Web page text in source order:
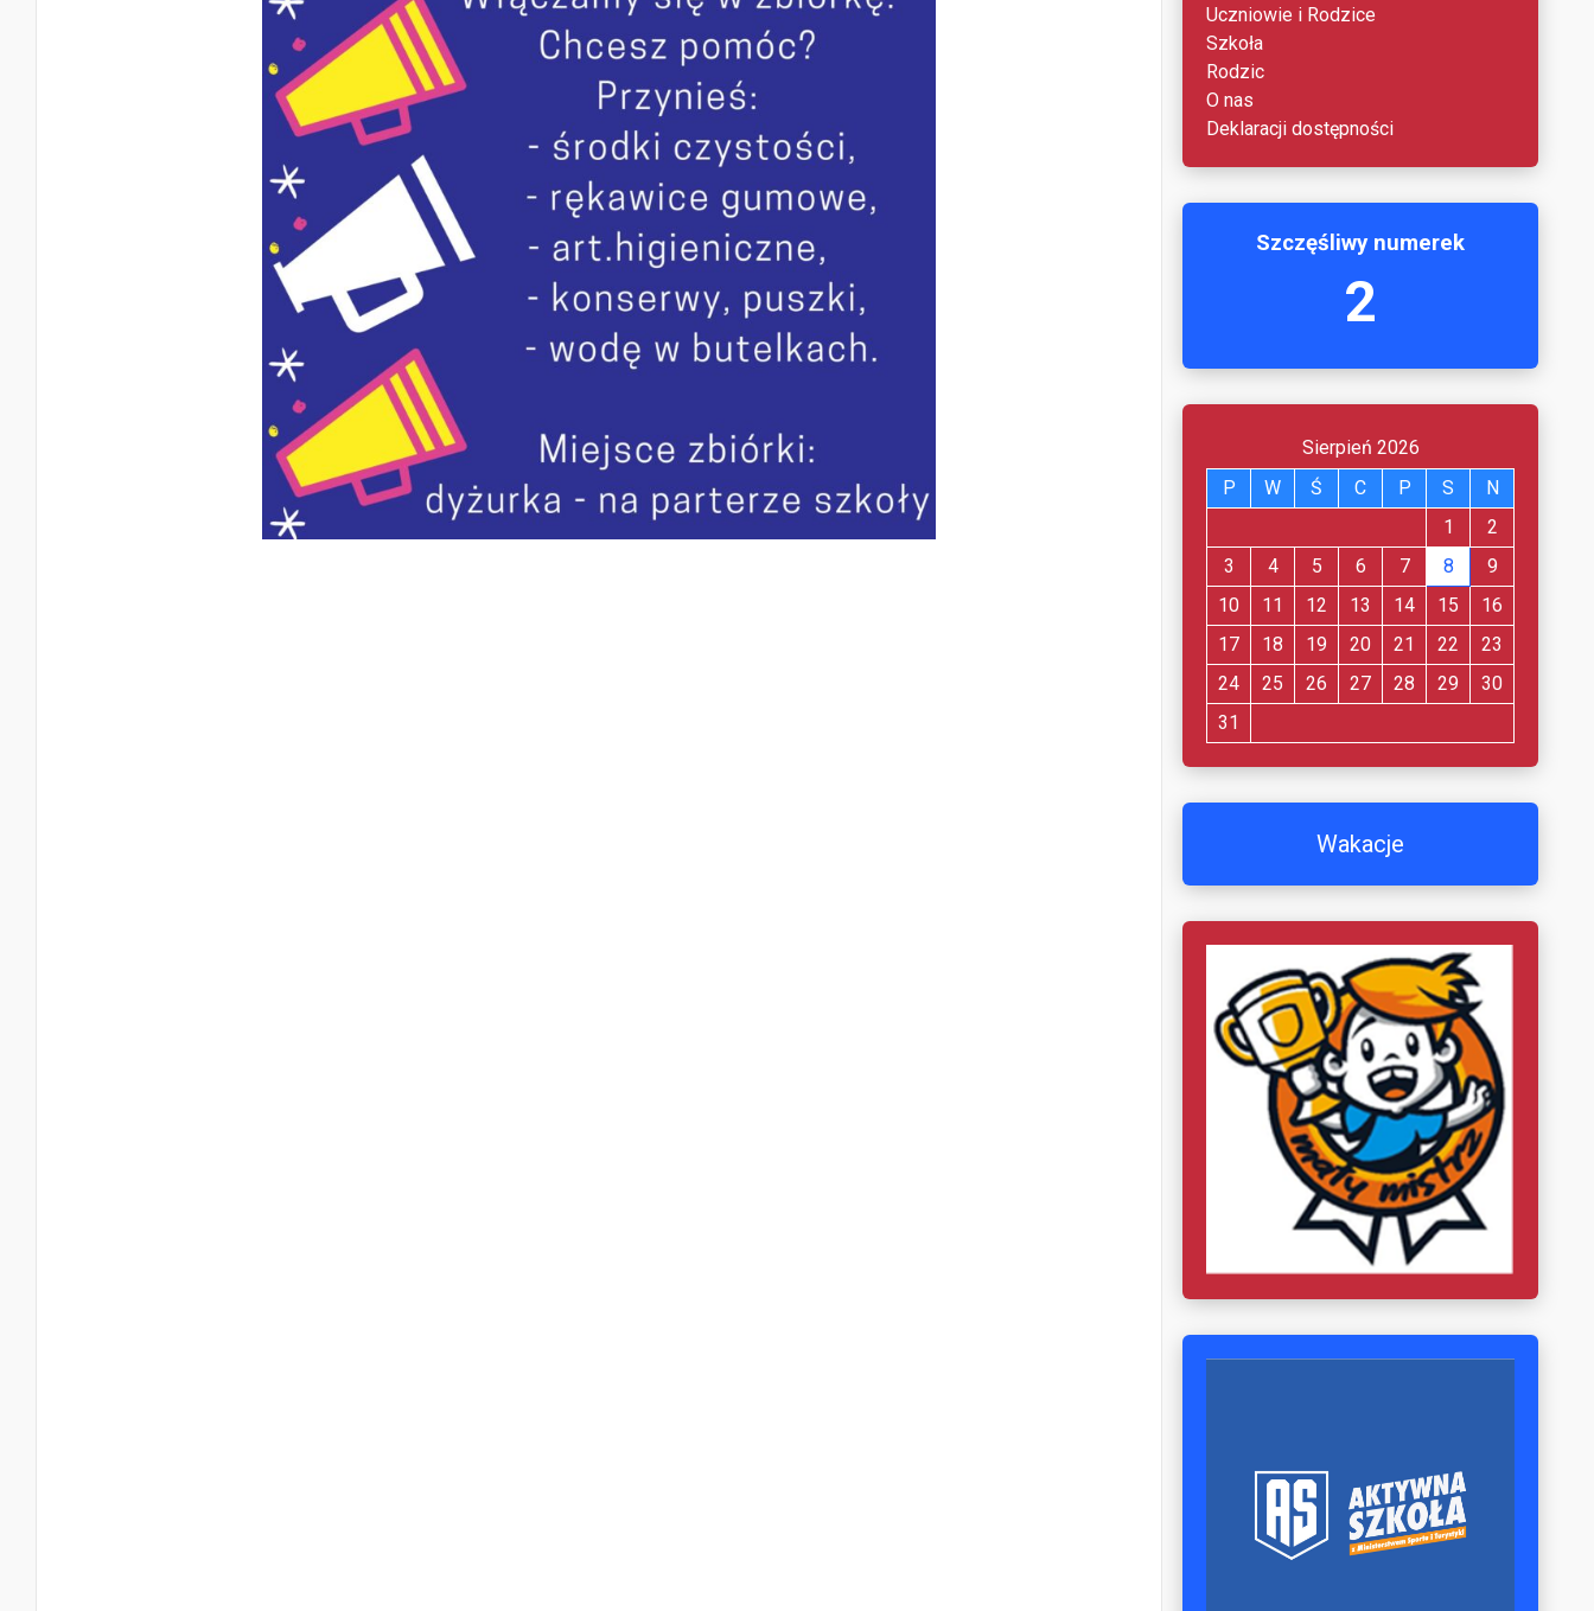
Uczniowie i Rodzice
Szkoła
Rodzic
O nas
Deklaracji dostępności
Szczęśliwy numerek
2
Sierpień 2026
P
W Ś C P S
N
1
2
3
4 5 6 7 8
9
10
11 12 13 14 15
16
17
18 19 20 21 22
23
24
25 26 27 28 29
30
31
Wakacje